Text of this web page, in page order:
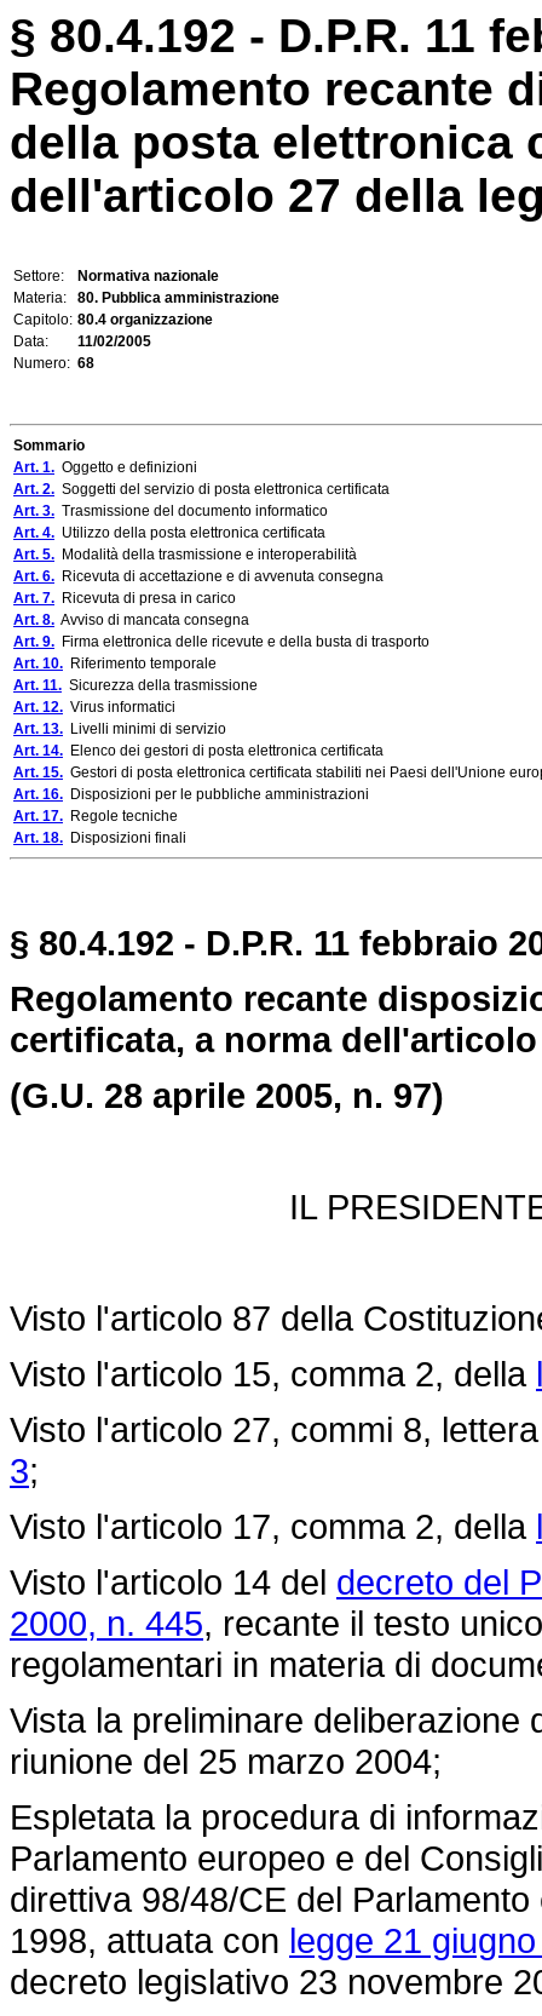
§ 80.4.192 - D.P.R. 11
Regolamento recante
della posta elettronica
dell'articolo 27 della
Settore:
Normativa nazionale
Materia:
80. Pubblica amministrazione
Capitolo: 80.4 organizzazione
Data:
11/02/2005
Numero: 68
Sommario
Art. 1. Oggetto e definizioni
Art. 2. Soggetti del servizio di posta elettronica certificata
Art. 3. Trasmissione del documento informatico
Art. 4. Utilizzo della posta elettronica certificata
Art. 5. Modalità della trasmissione e interoperabilità
Art. 6. Ricevuta di accettazione e di avvenuta consegna
Art. 7. Ricevuta di presa in carico
Art. 8. Avviso di mancata consegna
Art. 9. Firma elettronica delle ricevute e della busta di trasporto
Art. 10. Riferimento temporale
Art. 11. Sicurezza della trasmissione
Art. 12. Virus informatici
Art. 13. Livelli minimi di servizio
Art. 14. Elenco dei gestori di posta elettronica certificata
Art. 15. Gestori di posta elettronica certificata stabiliti nei Paesi dell'Unione
Art. 16. Disposizioni per le pubbliche amministrazioni
Art. 17. Regole tecniche
Art. 18. Disposizioni finali
§ 80.4.192 - D.P.R. 11 febbraio
Regolamento recante
certificata, a norma
(G.U. 28 aprile 2005, n. 97)
IL
Visto l'articolo 87 della
Visto l'articolo 15, comma 2, della
Visto l'articolo 27, commi 8,
3;
Visto l'articolo 17, comma 2, della
Visto l'articolo 14 del decreto del
2000, n. 445, recante il testo
regolamentari in materia di
Vista la preliminare deliberazione
riunione del 25 marzo 2004;
Espletata la procedura di
Parlamento europeo e del
direttiva 98/48/CE del
1998, attuata con legge 21
decreto legislativo 23 novembre